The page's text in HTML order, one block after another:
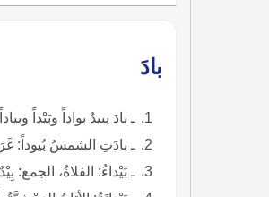
بادَ
ـ بادَ يبيدُ بواداً وبَيْداً
ـ بادَتِ الشمسُ بُيوداً:
ـ بَيْداءُ: الفلاةُ،